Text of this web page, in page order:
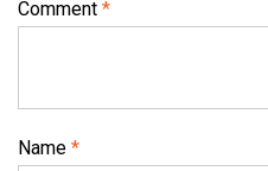
Comment *
Name *